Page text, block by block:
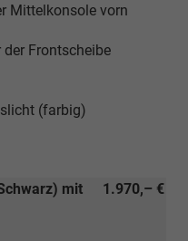
Mittelkonsole vorn
Frontscheibe
(farbig)
1.970,– €
mit